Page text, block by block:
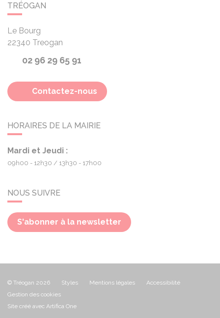
TRÉOGAN
Le Bourg
22340 Treogan
02 96 29 65 91
Contactez-nous
HORAIRES DE LA MAIRIE
Mardi et Jeudi :
09h00 - 12h30 13h30 - 17h00
NOUS SUIVRE
S'abonner à la newsletter
© Tréogan 2026 Styles Mentions légales
Accessibilité
Gestion des cookies
Site créé avec Artifica One